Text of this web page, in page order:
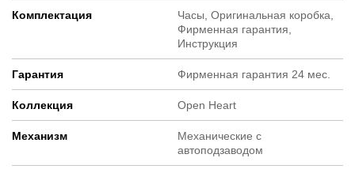
Комплектация
Часы, Оригинальная коробка,
Фирменная гарантия,
Инструкция
Гарантия Фирменная гарантия 24 мес.
Коллекция Open Heart
Механизм
Механические с
автоподзаводом